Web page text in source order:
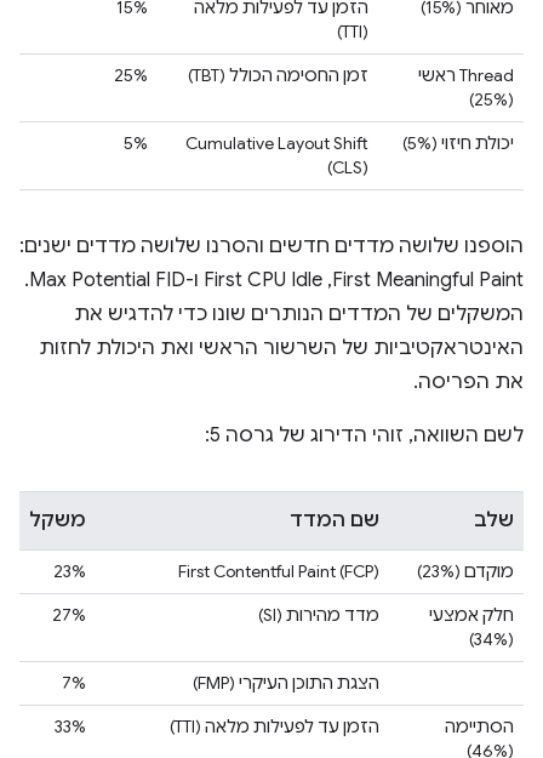
מאוחר (15%)
הזמן עד לפעילות מלאה
(TTI)
15%
Thread ראשי
(25%)
זמן החסימה הכולל (TBT) 25%
יכולת חיזוי (5%)
Cumulative Layout Shift
(CLS)
5%
הוספנו שלושה מדדים חדשים והסרנו שלושה מדדים ישנים:
First Meaningful Paint,‏ First CPU Idle ו-Max Potential FID.
המשקלים של המדדים הנותרים שונו כדי להדגיש את
האינטראקטיביות של השרשור הראשי ואת היכולת לחזות
את הפריסה.
לשם השוואה, זוהי הדירוג של גרסה 5:
שלב שם המדד משקל
מוקדם (23%) First Contentful Paint (FCP)
23%
חלק אמצעי
(34%)
מדד מהירות (SI) 27%
הצגת התוכן העיקרי (FMP)
7%
הסתיימה
(46%)
הזמן עד לפעילות מלאה (TTI) 33%